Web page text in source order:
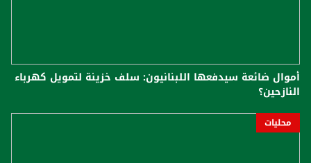
أموال ضائعة سيدفعها اللبنانيون: سلف خزينة لتمويل كهرباء
النازحين؟
محليات